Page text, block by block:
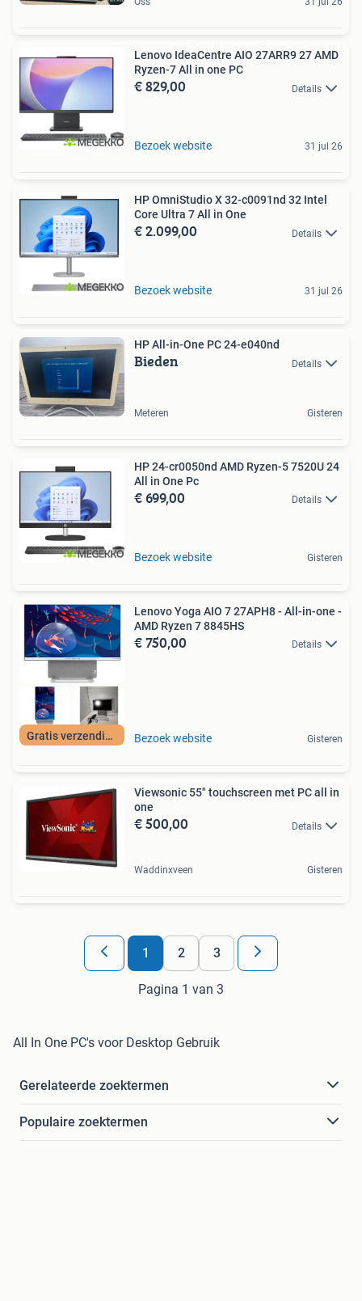
Lenovo IdeaCentre AIO 27ARR9 27 AMD
Ryzen-7 All in one PC
€ 829,00 Details
Bezoek website 31 jul 26
HP OmniStudio X 32-c0091nd 32 Intel
Core Ultra 7 All in One
€ 2.099,00 Details
Bezoek website 31 jul 26
HP All-in-One PC 24-e040nd
Bieden Details
Meteren Gisteren
HP 24-cr0050nd AMD Ryzen-5 7520U 24
All in One Pc
€ 699,00 Details
Bezoek website Gisteren
Gratis verzending
Lenovo Yoga AIO 7 27APH8 - All-in-one -
AMD Ryzen 7 8845HS
€ 750,00 Details
Bezoek website Gisteren
Viewsonic 55" touchscreen met PC all in
one
€ 500,00 Details
Waddinxveen Gisteren
1 2 3
Pagina 1 van 3
All In One PC's voor Desktop Gebruik
Gerelateerde zoektermen
Populaire zoektermen